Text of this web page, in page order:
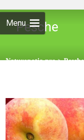
MenuPesche
Naturopatia.pro>Pesche